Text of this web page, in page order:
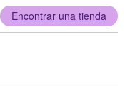
Encontrar una tienda